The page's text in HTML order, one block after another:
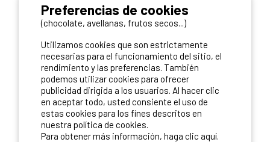
NOVEDADESINSCRIBIÉNDOTE A NUESTRA
NEWSLETTER!
ME INSCRIBO
NUESTROS PARTNERS
Preferencias de cookies
(chocolate, avellanas, frutos secos...)
Utilizamos cookies que son estrictamente
necesarias para el funcionamiento del sitio, el
rendimiento y las preferencias. También
podemos utilizar cookies para ofrecer
publicidad dirigida a los usuarios. Al hacer clic
en aceptar todo, usted consiente el uso de
estas cookies para los fines descritos en
nuestra política de cookies.
Para obtener más información, haga clic aquí.